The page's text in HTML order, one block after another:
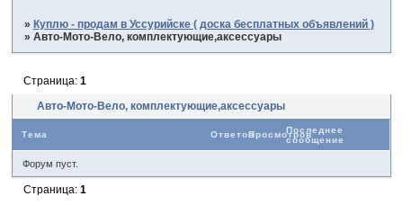
» Куплю - продам в Уссурийске ( доска бесплатных объявлений )
» Авто-Мото-Вело, комплектующие,аксессуары
Авто-Мото-Вело, комплектующие,аксессуары
Страница: 1
Тема ОтветовПросмотровПоследнее
сообщение
Форум пуст.
Страница: 1